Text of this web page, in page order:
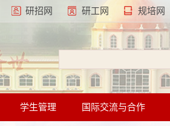
研招网 研工网 规培网
学生管理 国际交流与合作